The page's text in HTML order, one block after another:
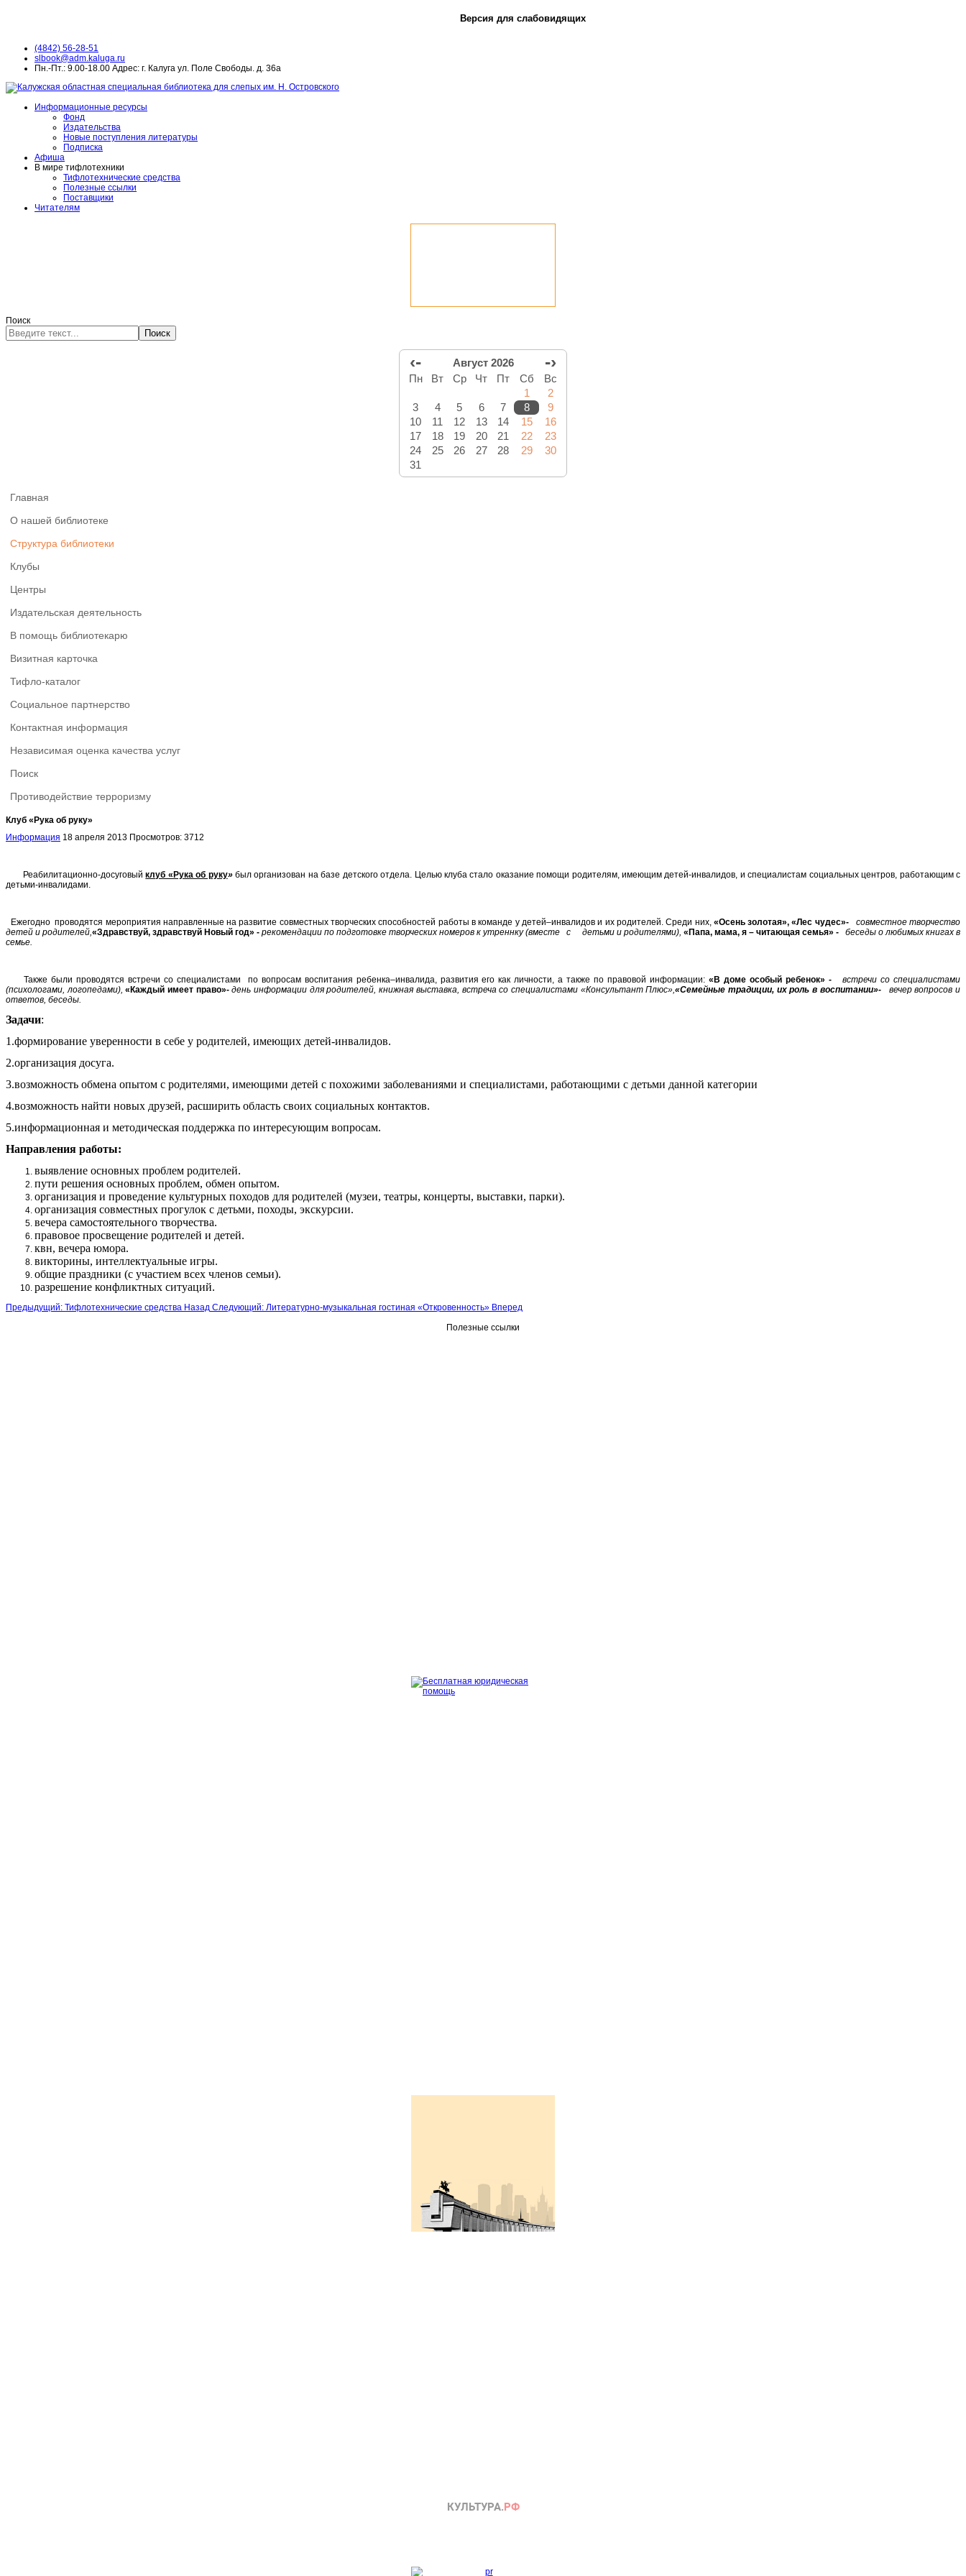
Версия для слабовидящих
(4842) 56-28-51
slbook@adm.kaluga.ru
Пн.-Пт.: 9.00-18.00 Адрес: г. Калуга ул. Поле Свободы. д. 36а
Информационные ресурсы
Фонд
Издательства
Новые поступления литературы
Подписка
Афиша
В мире тифлотехники
Тифлотехнические средства
Полезные ссылки
Поставщики
Читателям
Поиск
Поиск
‹- Август 2026 -›
Пн Вт Ср Чт Пт Сб
Вс
1
2
3
4 5 6 7 8
9
10
11 12 13 14 15
16
17
18 19 20 21 22
23
24
25 26 27 28 29
30
31
Главная
О нашей библиотеке
Структура библиотеки
Клубы
Центры
Издательская деятельность
В помощь библиотекарю
Визитная карточка
Тифло-каталог
Социальное партнерство
Контактная информация
Независимая оценка качества услуг
Поиск
Противодействие терроризму
Клуб «Рука об руку»
Информация 18 апреля 2013 Просмотров: 3712
Реабилитационно-досуговыйклуб «Рука об руку»был организован на базе детского отдела. Целью клуба стало оказание помощи родителям, имеющим детей-инвалидов, и специалистам социальных центров, работающим с
детьми-инвалидами.
Ежегодно проводятся мероприятия направленные на развитие совместных творческих способностей работы в команде у детей–инвалидов и их родителей. Среди них, «Осень золотая», «Лес чудес»-
совместное творчество
детей и родителей,«Здравствуй, здравствуй Новый год» - рекомендации по подготовке творческих номеров к утреннку (вместе с детьми и родителями), «Папа, мама, я – читающая семья» -
беседы о любимых книгах в
семье.
Также были проводятся встречи со специалистами по вопросам воспитания ребенка–инвалида, развития его как личности, а также по правовой информации:«В доме особый ребенок» - встречи со специалистами
(психологами, логопедами),«Каждый имеет право»-день информации для родителей, книжная выставка, встреча со специалистами «Консультант Плюс»,«Семейные традиции, их роль в воспитании»-вечер вопросов и
ответов, беседы.
Задачи:
1.формирование уверенности в себе у родителей, имеющих детей-инвалидов.
2.организация досуга.
3.возможность обмена опытом с родителями, имеющими детей с похожими заболеваниями и специалистами, работающими с детьми данной категории
4.возможность найти новых друзей, расширить область своих социальных контактов.
5.информационная и методическая поддержка по интересующим вопросам.
Направления работы:
выявление основных проблем родителей.
пути решения основных проблем, обмен опытом.
организация и проведение культурных походов для родителей (музеи, театры, концерты, выставки, парки).
организация совместных прогулок с детьми, походы, экскурсии.
вечера самостоятельного творчества.
правовое просвещение родителей и детей.
квн, вечера юмора.
викторины, интеллектуальные игры.
общие праздники (с участием всех членов семьи).
разрешение конфликтных ситуаций.
Предыдущий: Тифлотехнические средства Назад Следующий: Литературно-музыкальная гостиная «Откровенность» Вперед
Полезные ссылки